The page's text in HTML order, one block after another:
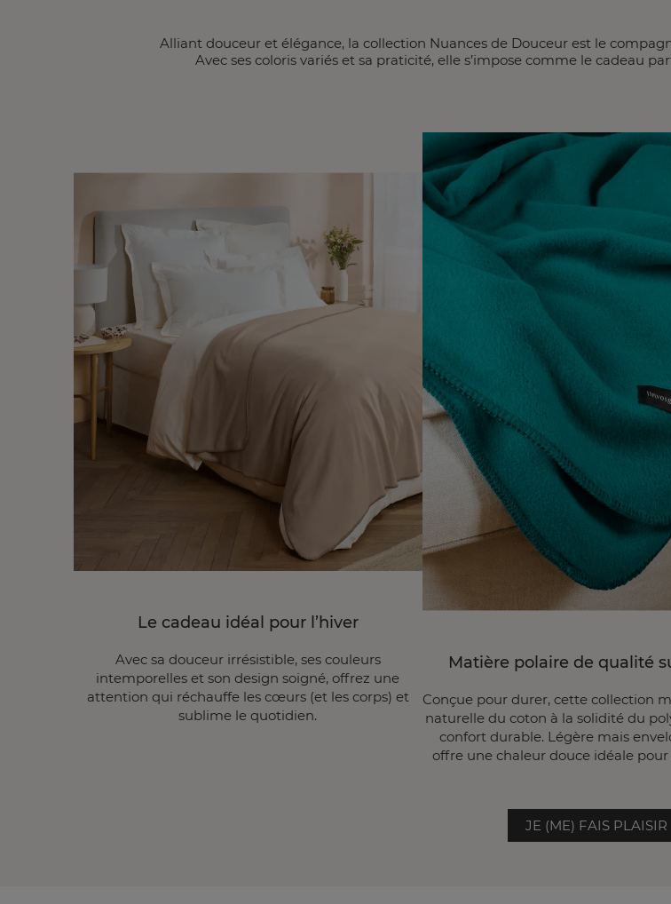
Alliant douceur et élégance, la collection Nuances de Douceur est le
Avec ses coloris variés et sa praticité, elle s’impose comme le cadeau
Le cadeau idéal pour l’hiver
Avec sa douceur irrésistible, ses couleurs
intemporelles et son design soigné, offrez une
attention qui réchauffe les cœurs (et les corps) et
sublime le quotidien.
Matière polaire de qualité
Conçue pour durer, cette collection
naturelle du coton à la solidité du
confort durable. Légère mais
offre une chaleur douce idéale pour
JE (ME) FAIS PLAISIR